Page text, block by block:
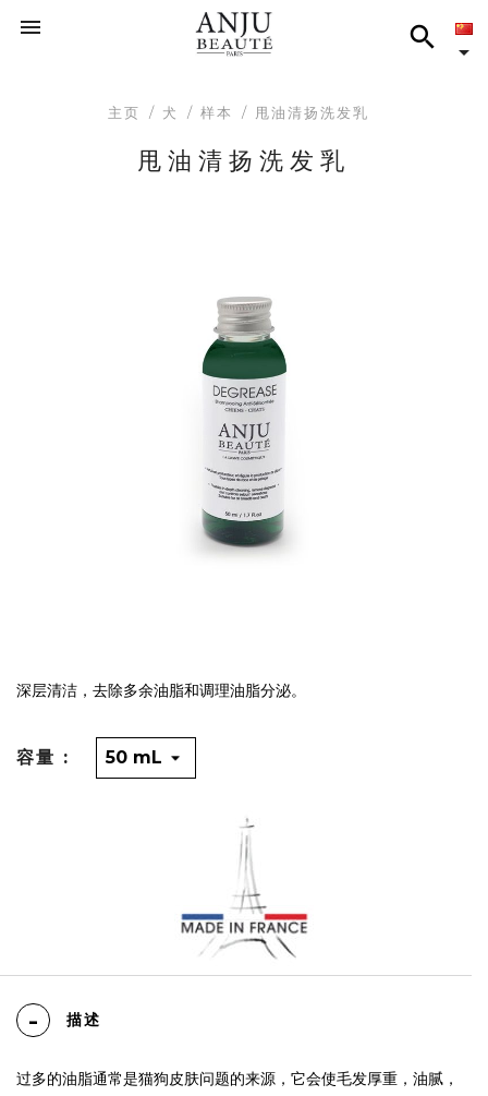



主页 犬 样本 甩油清扬洗发乳
甩油清扬洗发乳
深层清洁，去除多余油脂和调理油脂分泌。
容量 :
描述
过多的油脂通常是猫狗皮肤问题的来源，它会使毛发厚重，油腻，